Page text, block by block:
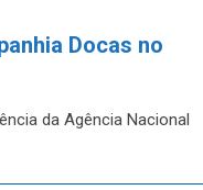
Docas no
da Agência Nacional